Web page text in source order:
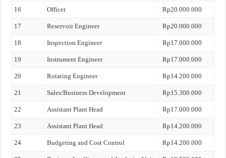
16 Officer Rp20.000.000
17 Reservoir Engineer Rp20.000.000
18 Inspection Engineer Rp17.000.000
19 Instrument Engineer Rp17.000.000
20 Rotating Engineer Rp14.200.000
21 Sales/Business Development Rp15.300.000
22 Assistant Plant Head Rp17.000.000
23 Assistant Plant Head Rp14.200.000
24 Budgeting and Cost Control Rp14.200.000